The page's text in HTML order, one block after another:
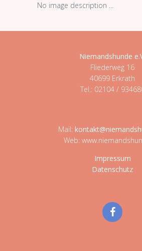
No image description ...
Niemandshunde
Fliederweg 16
40699 Erkrath
Tel.: 02104 /
Mail:
Web:
Impressum
Datenschutz